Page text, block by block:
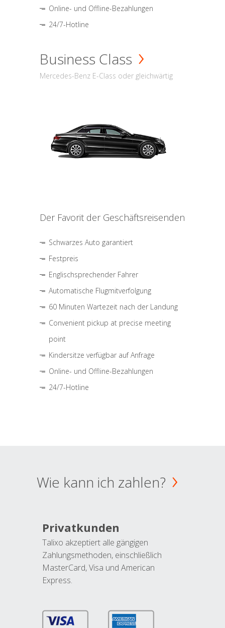
Online- und Offline-Bezahlungen
24/7-Hotline
Business Class
Mercedes-Benz E-Class oder gleichwärtig
Der Favorit der Geschäftsreisenden
Schwarzes Auto garantiert
Festpreis
Englischsprechender Fahrer
Automatische Flugmitverfolgung
60 Minuten Wartezeit nach der Landung
Convenient pickup at precise meeting
point
Kindersitze verfügbar auf Anfrage
Online- und Offline-Bezahlungen
24/7-Hotline
Wie kann ich zahlen?
Privatkunden
Talixo akzeptiert alle gängigen
Zahlungsmethoden, einschließlich
MasterCard, Visa und American
Express.